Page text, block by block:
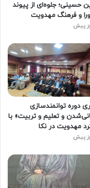
حسینی؛ جلوه‌ای از پیوند
و فرهنگ مهدویت
دوره توانمندسازی
و تعلیم و تربیت» با
مهدویت در نکا